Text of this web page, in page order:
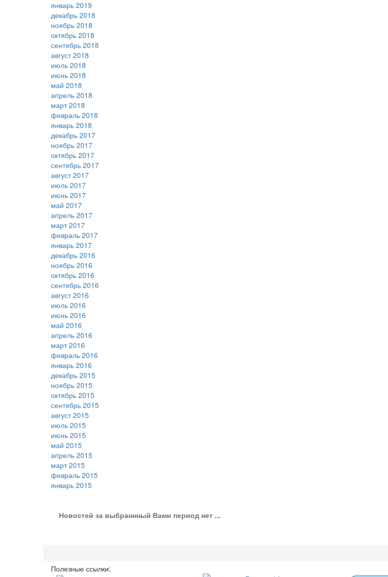
январь 2019
декабрь 2018
ноябрь 2018
октябрь 2018
сентябрь 2018
август 2018
июль 2018
июнь 2018
май 2018
апрель 2018
март 2018
февраль 2018
январь 2018
декабрь 2017
ноябрь 2017
октябрь 2017
сентябрь 2017
август 2017
июль 2017
июнь 2017
май 2017
апрель 2017
март 2017
февраль 2017
январь 2017
декабрь 2016
ноябрь 2016
октябрь 2016
сентябрь 2016
август 2016
июль 2016
июнь 2016
май 2016
апрель 2016
март 2016
февраль 2016
январь 2016
декабрь 2015
ноябрь 2015
октябрь 2015
сентябрь 2015
август 2015
июль 2015
июнь 2015
май 2015
апрель 2015
март 2015
февраль 2015
январь 2015
Новостей за выбраннный Вами период нет ...
Полезные ссылки: